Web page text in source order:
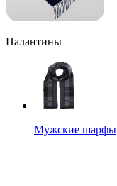
Палантины
Мужские шарфы